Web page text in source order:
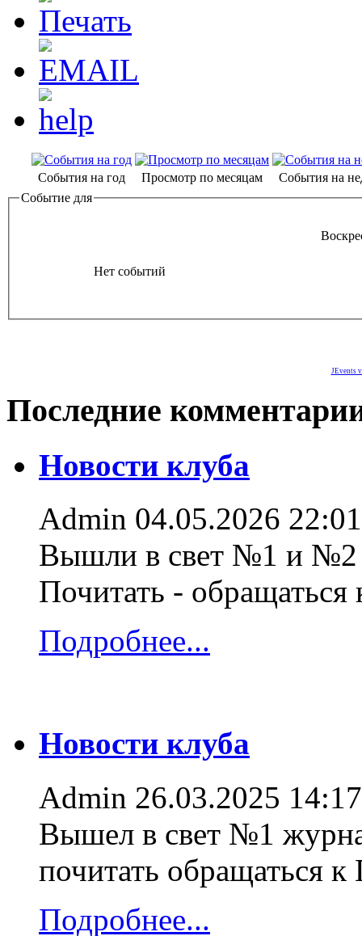
События на год Просмотр по месяцам
События на
Событие для
Нет событий
JEvents
Последние
Новости клуба
Admin 04.05.2026 22:01
Вышли в свет №1 и №2
Почитать -
Подробнее...
Новости клуба
Admin 26.03.2025 14:17
Вышел в свет №1
почитать обращаться
Подробнее...